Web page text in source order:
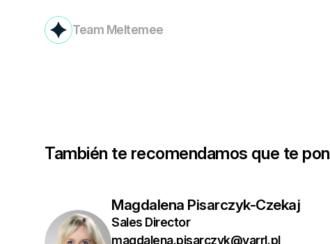
Team Meltemee
También te recomendamos que te
Magdalena Pisarczyk-Czekaj
Sales Director
magdalena.pisarczyk@yarrl.pl